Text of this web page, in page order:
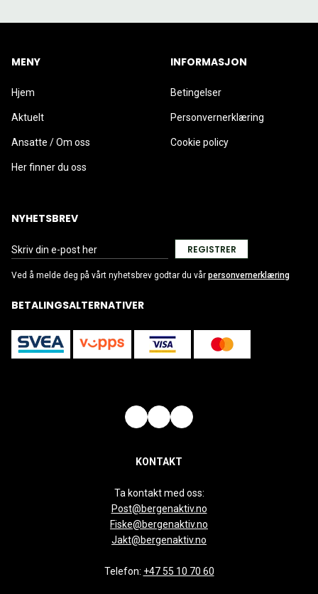
MENY
Hjem
Aktuelt
Ansatte / Om oss
Her finner du oss
INFORMASJON
Betingelser
Personvernerklæring
Cookie policy
NYHETSBREV
REGISTRER
Ved å melde deg på vårt nyhetsbrev godtar du vår personvernerklæring
BETALINGSALTERNATIVER
KONTAKT
Ta kontakt med oss:
Post@bergenaktiv.no
Fiske@bergenaktiv.no
Jakt@bergenaktiv.no
Telefon: +47 55 10 70 60